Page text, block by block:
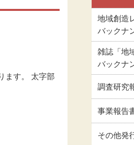
調査研究報告書
新型コロナウイルス
感染症関連情報
東日本大震災関連情
事
ます。 太字部
地域創造
バックナ
雑誌「地
バックナ
調査研究
事業報告
その他発